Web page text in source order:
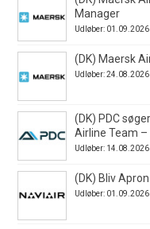
Manager
Udløber: 01.09.2026
(DK) Maersk
Udløber: 24.08.2026
(DK) PDC
Airline Team –
Udløber: 14.08.2026
(DK) Bliv
Udløber: 01.09.2026